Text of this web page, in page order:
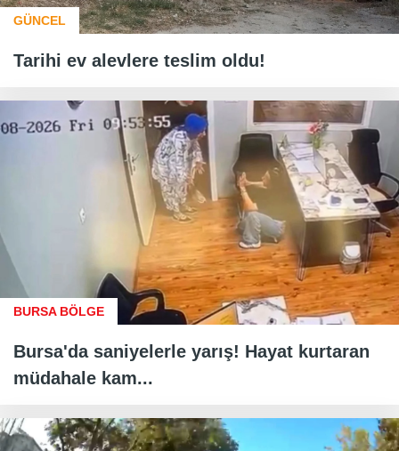
GÜNCEL
Tarihi ev alevlere teslim oldu!
BURSA BÖLGE
Bursa'da saniyelerle yarış! Hayat kurtaran
müdahale kam...